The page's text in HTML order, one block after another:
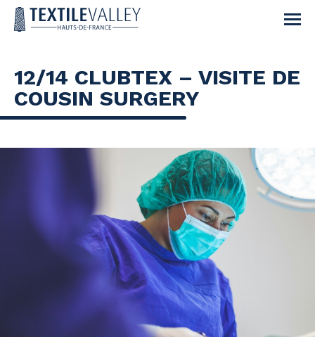
12/14 CLUBTEX – VISITE DE
COUSIN SURGERY